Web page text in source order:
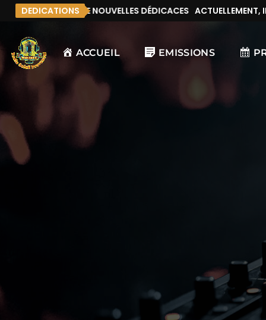
DEDICATIONS
IL N’Y A PAS DE NOUVELLES DÉDICACES ACTUELLEMENT, IL
ACCUEIL EMISSIONS